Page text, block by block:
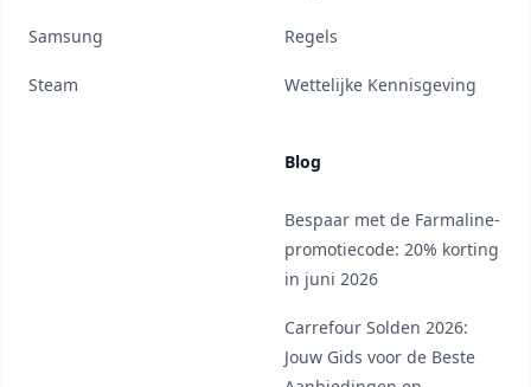
Samsung
Steam
Regels
Wettelijke Kennisgeving
Blog
Bespaar met de Farmaline-
promotiecode: 20% korting
in juni 2026
Carrefour Solden 2026:
Jouw Gids voor de Beste